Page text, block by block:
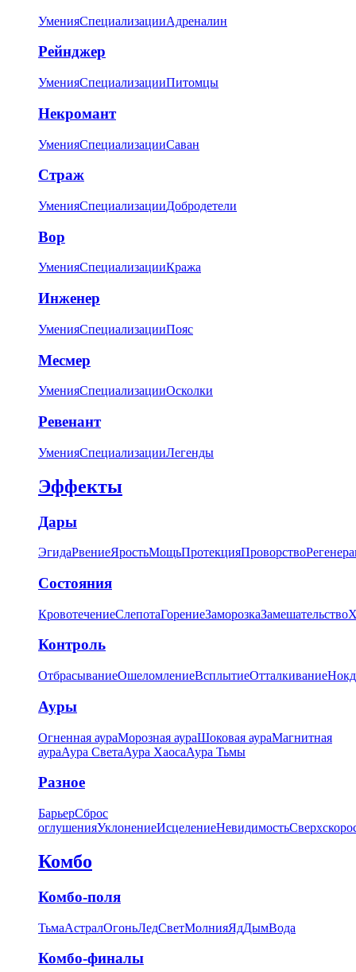
УменияСпециализацииАдреналин
Рейнджер
УменияСпециализацииПитомцы
Некромант
УменияСпециализацииСаван
Страж
УменияСпециализацииДобродетели
Вор
УменияСпециализацииКража
Инженер
УменияСпециализацииПояс
Месмер
УменияСпециализацииОсколки
Ревенант
УменияСпециализацииЛегенды
Эффекты
Дары
ЭгидаРвениеЯростьМощьПротекцияПроворство
Состояния
КровотечениеСлепотаГорениеЗаморозкаЗамешательство
Контроль
ОтбрасываниеОшеломлениеВсплытиеОтталкивание
Ауры
Огненная аураМорозная аураШоковая аураМагнитная
аураАура СветаАура ХаосаАура Тьмы
Разное
БарьерСброс
оглушенияУклонениеИсцелениеНевидимость
Комбо
Комбо-поля
ТьмаАстралОгоньЛедСветМолнияЯдДымВода
Комбо-финалы